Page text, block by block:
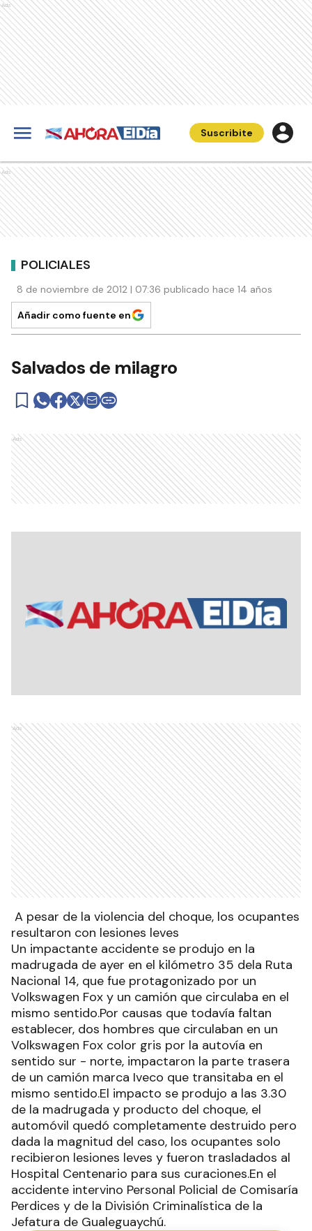
Ads
Suscribite
Ads
POLICIALES
8 de noviembre de 2012 | 07:36 publicado hace 14 años
Añadir como fuente en
Salvados de milagro
Ads
Ads
A pesar de la violencia del choque, los ocupantes
resultaron con lesiones leves
Un impactante accidente se produjo en la
madrugada de ayer en el kilómetro 35 dela Ruta
Nacional 14, que fue protagonizado por un
Volkswagen Fox y un camión que circulaba en el
mismo sentido.Por causas que todavía faltan
establecer, dos hombres que circulaban en un
Volkswagen Fox color gris por la autovía en
sentido sur - norte, impactaron la parte trasera
de un camión marca Iveco que transitaba en el
mismo sentido.El impacto se produjo a las 3.30
de la madrugada y producto del choque, el
automóvil quedó completamente destruido pero
dada la magnitud del caso, los ocupantes solo
recibieron lesiones leves y fueron trasladados al
Hospital Centenario para sus curaciones.En el
accidente intervino Personal Policial de Comisaría
Perdices y de la División Criminalística de la
Jefatura de Gualeguaychú.